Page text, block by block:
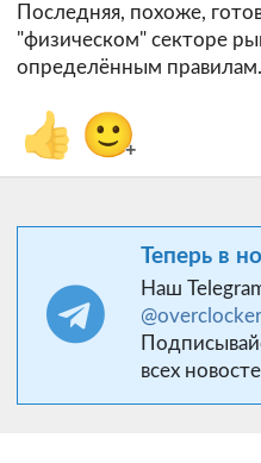
Последняя, похоже,
"физическом" секторе
определённым правилам.
👍 🙂+
Теперь в
Наш
всех